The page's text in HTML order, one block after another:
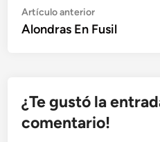
Navegación
de
Artículo anteriorArtículo
anterior:
Alondras En Fusil
¿Te gustó la
comentario!